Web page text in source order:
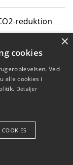
reduktion
CO2-udslip ×
cookies
Ved
alle cookies i
Detaljer